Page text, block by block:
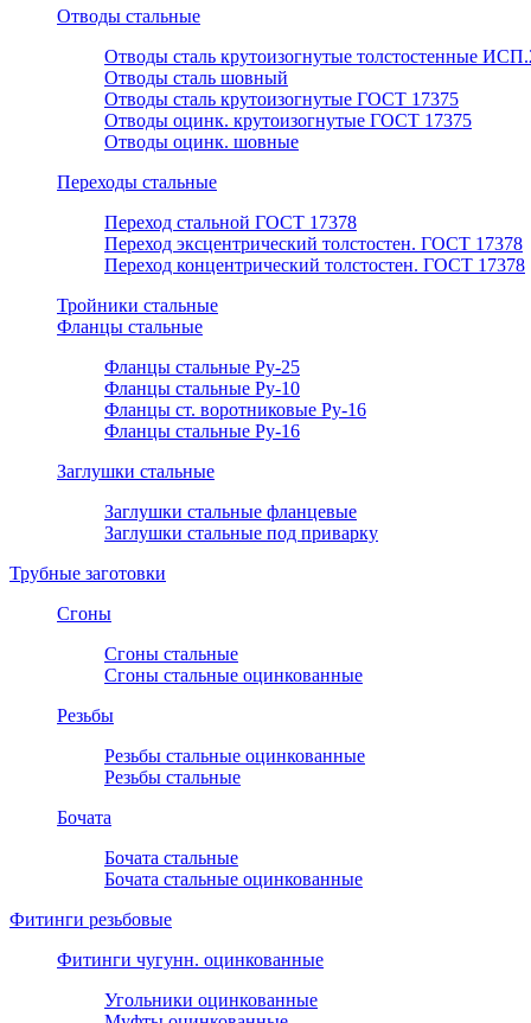
Отводы стальные
Отводы сталь крутоизогнутые толстостенные
Отводы сталь шовный
Отводы сталь крутоизогнутые ГОСТ 17375
Отводы оцинк. крутоизогнутые ГОСТ 17375
Отводы оцинк. шовные
Переходы стальные
Переход стальной ГОСТ 17378
Переход эксцентрический толстостен. ГОСТ 17378
Переход концентрический толстостен. ГОСТ 17378
Тройники стальные
Фланцы стальные
Фланцы стальные Ру-25
Фланцы стальные Ру-10
Фланцы ст. воротниковые Ру-16
Фланцы стальные Ру-16
Заглушки стальные
Заглушки стальные фланцевые
Заглушки стальные под приварку
Трубные заготовки
Сгоны
Сгоны стальные
Сгоны стальные оцинкованные
Резьбы
Резьбы стальные оцинкованные
Резьбы стальные
Бочата
Бочата стальные
Бочата стальные оцинкованные
Фитинги резьбовые
Фитинги чугунн. оцинкованные
Угольники оцинкованные